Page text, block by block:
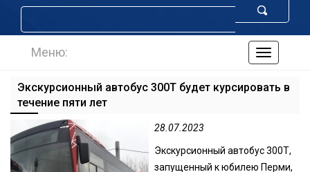
по
Меню:
Экскурсионный автобус 300Т будет курсировать в
течение пяти лет
28.07.2023
Экскурсионный автобус 300Т,
запущенный к юбилею Перми,